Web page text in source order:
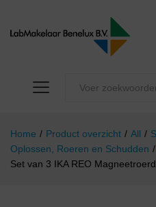
Home / Product overzicht / All /
Oplossen, Roeren en Schudden /
Set van 3 IKA REO